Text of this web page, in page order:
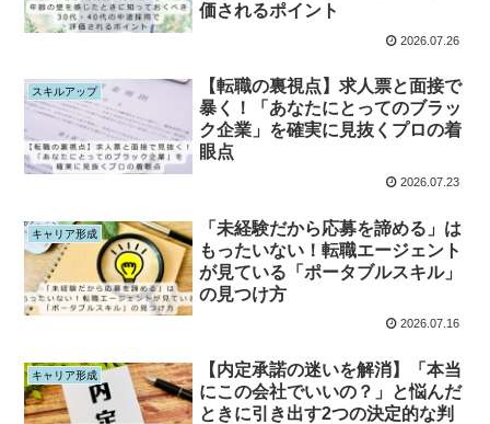
価されるポイント
2026.07.26
スキルアップ
【転職の裏視点】求人票と面接で
暴く！「あなたにとってのブラッ
ク企業」を確実に見抜くプロの着
眼点
2026.07.23
キャリア形成
「未経験だから応募を諦める」は
もったいない！転職エージェント
が見ている「ポータブルスキル」
の見つけ方
2026.07.16
キャリア形成
【内定承諾の迷いを解消】「本当
にこの会社でいいの？」と悩んだ
ときに引き出す2つの決定的な判